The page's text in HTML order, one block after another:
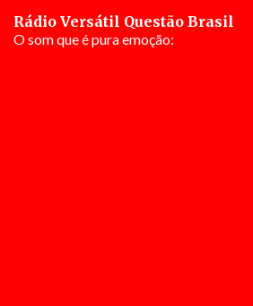
Rádio Versátil Questão Brasil
O som que é pura emoção: